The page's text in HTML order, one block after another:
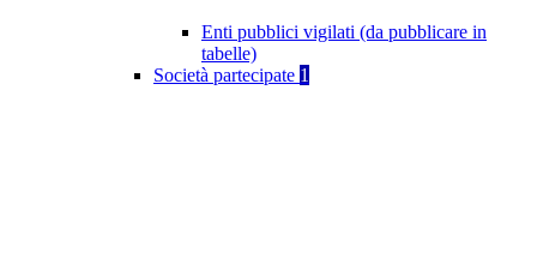
Enti pubblici vigilati (da pubblicare in
tabelle)
Società partecipate 1